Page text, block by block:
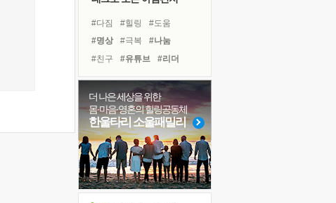
꿈이 실제가 되는 것
'말 타는 법'을 먼저
졸업식 사진을 보며
극심한 변비, 어깨결림, 수면 장애
아픈 아버지를 위한 공간 설계
슬럼프
보고 싶은 어머니
#다짐 #힐링
#도움
#명상
#극복
#나눔
#친구
#유튜브
#리더
#희망
#바이러스
#선택
#사람
#독서캠프
#아이들
#면역력
#경험
#위기
#계획 #독서
#삶
#건강
더 나은 세상을 위한
몸·마음·영혼의 힐링공동체
한울타리 소울패밀리